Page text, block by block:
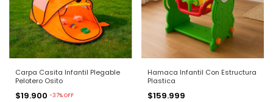
Carpa Casita Infantil Plegable
Pelotero Osito
$19.900 -37%OFF
Hamaca Infantil Con Estructura
Plastica
$159.999